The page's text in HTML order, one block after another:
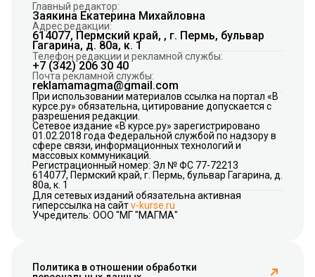
Главный редактор:
Заякина Екатерина Михайловна
Адрес редакции:
614077, Пермский край, , г. Пермь, бульвар
Гагарина, д. 80а, к. 1
Телефон редакции и рекламной службы:
+7 (342) 206 30 40
Почта рекламной службы:
reklamamagma@gmail.com
При использовании материалов ссылка на портал «В
курсе.ру» обязательна, цитирование допускается с
разрешения редакции.
Сетевое издание «В курсе.ру» зарегистрировано
01.02.2018 года Федеральной службой по надзору в
сфере связи, информационных технологий и
массовых коммуникаций.
Регистрационный номер: Эл № ФС 77-72213
614077, Пермский край, г. Пермь, бульвар Гагарина, д.
80а, к. 1
Для сетевых изданий обязательна активная
гиперссылка на сайтv-kurse.ru
Учредитель: ООО "МГ "МАГМА"
Политика в отношении обработки